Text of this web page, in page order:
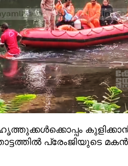
പ്രേംജിയുടെ മകൻ